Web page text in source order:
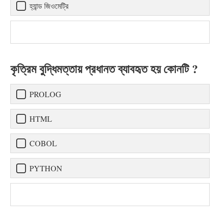
হ্যান্ড জিওমেট্রি
কৃত্রিম বুদ্ধিমত্তায় প্রধানত ব্যাবহৃত হয় কোনটি ?
PROLOG
HTML
COBOL
PYTHON